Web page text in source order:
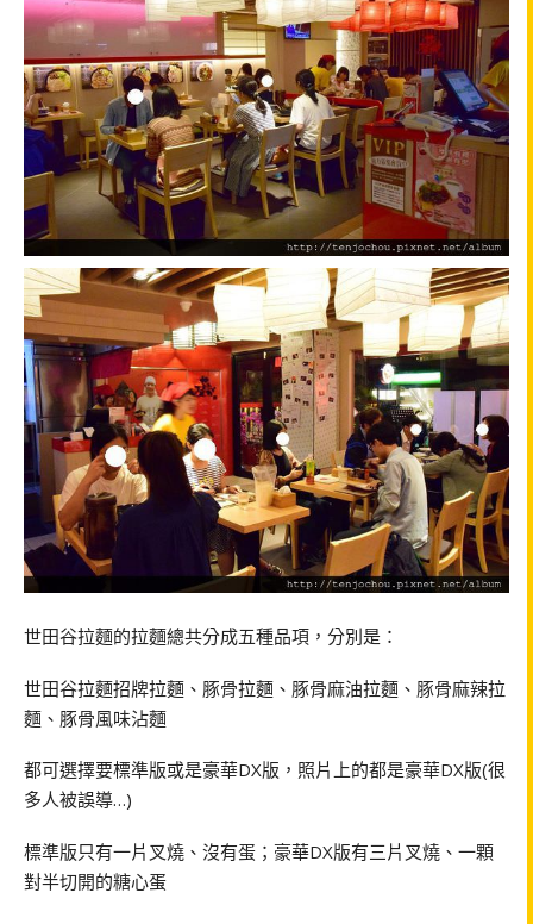
世田谷拉麵的拉麵總共分成五種品項，分別是：
世田谷拉麵招牌拉麵、豚骨拉麵、豚骨麻油拉麵、豚骨麻辣拉
麵、豚骨風味沾麵
都可選擇要標準版或是豪華DX版，照片上的都是豪華DX版(很
多人被誤導…)
標準版只有一片叉燒、沒有蛋；豪華DX版有三片叉燒、一顆
對半切開的糖心蛋